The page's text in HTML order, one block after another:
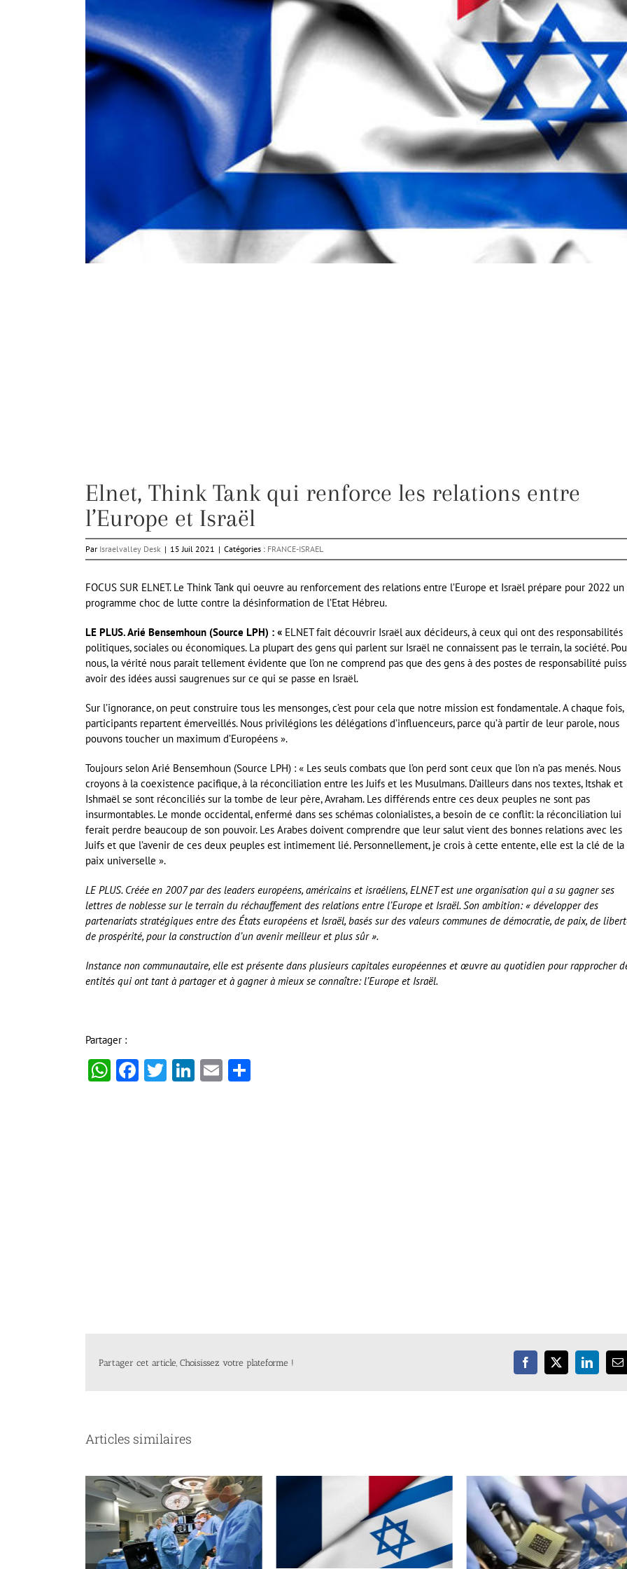
Elnet, Think Tank qui renforce les relations entre
l’Europe et Israël
Par Israelvalley Desk | 15 Juil 2021 | Catégories : FRANCE-ISRAEL
FOCUS SUR ELNET. Le Think Tank qui oeuvre au renforcement des relations entre l’Europe et Israël prépare pour 2022 un
programme choc de lutte contre la désinformation de l’Etat Hébreu.
LE PLUS. Arié Bensemhoun (Source LPH) : « ELNET fait découvrir Israël aux décideurs, à ceux qui ont des responsabilités
politiques, sociales ou économiques. La plupart des gens qui parlent sur Israël ne connaissent pas le terrain, la société.
nous, la vérité nous parait tellement évidente que l’on ne comprend pas que des gens à des postes de responsabilité
avoir des idées aussi saugrenues sur ce qui se passe en Israël.
Sur l’ignorance, on peut construire tous les mensonges, c’est pour cela que notre mission est fondamentale. A chaque fois,
participants repartent émerveillés. Nous privilégions les délégations d’influenceurs, parce qu’à partir de leur parole, nous
pouvons toucher un maximum d’Européens ».
Toujours selon Arié Bensemhoun (Source LPH) : « Les seuls combats que l’on perd sont ceux que l’on n’a pas menés. Nous
croyons à la coexistence pacifique, à la réconciliation entre les Juifs et les Musulmans. D’ailleurs dans nos textes, Itshak et
Ishmaël se sont réconciliés sur la tombe de leur père, Avraham. Les différends entre ces deux peuples ne sont pas
insurmontables. Le monde occidental, enfermé dans ses schémas colonialistes, a besoin de ce conflit: la réconciliation lui
ferait perdre beaucoup de son pouvoir. Les Arabes doivent comprendre que leur salut vient des bonnes relations avec les
Juifs et que l’avenir de ces deux peuples est intimement lié. Personnellement, je crois à cette entente, elle est la clé de la
paix universelle ».
LE PLUS. Créée en 2007 par des leaders européens, américains et israéliens, ELNET est une organisation qui a su gagner ses
lettres de noblesse sur le terrain du réchauffement des relations entre l’Europe et Israël. Son ambition: « développer des
partenariats stratégiques entre des États européens et Israël, basés sur des valeurs communes de démocratie, de paix, de
de prospérité, pour la construction d’un avenir meilleur et plus sûr ».
Instance non communautaire, elle est présente dans plusieurs capitales européennes et œuvre au quotidien pour rapprocher
entités qui ont tant à partager et à gagner à mieux se connaître: l’Europe et Israël.
Partager :
WhatsApp
Facebook
Twitter
LinkedIn
Email
Partager cet article, Choisissez votre plateforme ! Facebook
X LinkedIn
Articles similaires